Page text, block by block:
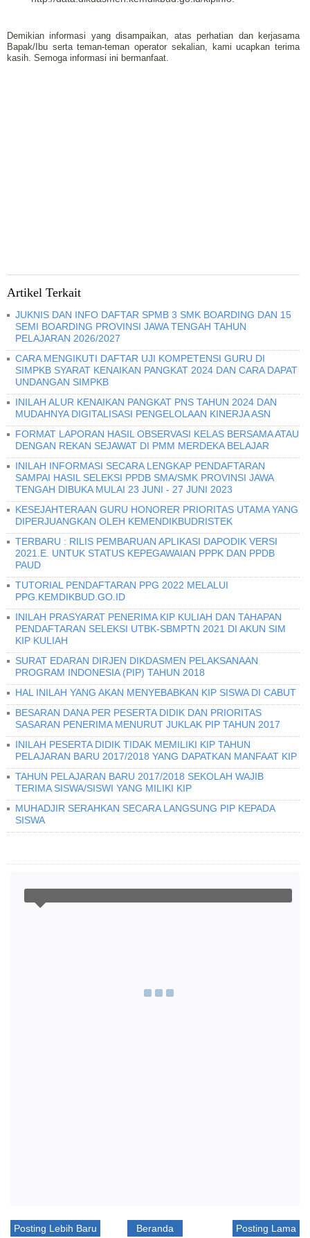
Demikian informasi yang disampaikan, atas perhatian dan kerjasama
Bapak/Ibu serta teman-teman operator sekalian, kami ucapkan terima
kasih. Semoga informasi ini bermanfaat.
Artikel Terkait
JUKNIS DAN INFO DAFTAR SPMB 3 SMK BOARDING DAN 15
SEMI BOARDING PROVINSI JAWA TENGAH TAHUN
PELAJARAN 2026/2027
CARA MENGIKUTI DAFTAR UJI KOMPETENSI GURU DI
SIMPKB SYARAT KENAIKAN PANGKAT 2024 DAN CARA DAPAT
UNDANGAN SIMPKB
INILAH ALUR KENAIKAN PANGKAT PNS TAHUN 2024 DAN
MUDAHNYA DIGITALISASI PENGELOLAAN KINERJA ASN
FORMAT LAPORAN HASIL OBSERVASI KELAS BERSAMA ATAU
DENGAN REKAN SEJAWAT DI PMM MERDEKA BELAJAR
INILAH INFORMASI SECARA LENGKAP PENDAFTARAN
SAMPAI HASIL SELEKSI PPDB SMA/SMK PROVINSI JAWA
TENGAH DIBUKA MULAI 23 JUNI - 27 JUNI 2023
KESEJAHTERAAN GURU HONORER PRIORITAS UTAMA YANG
DIPERJUANGKAN OLEH KEMENDIKBUDRISTEK
TERBARU : RILIS PEMBARUAN APLIKASI DAPODIK VERSI
2021.E. UNTUK STATUS KEPEGAWAIAN PPPK DAN PPDB
PAUD
TUTORIAL PENDAFTARAN PPG 2022 MELALUI
PPG.KEMDIKBUD.GO.ID
INILAH PRASYARAT PENERIMA KIP KULIAH DAN TAHAPAN
PENDAFTARAN SELEKSI UTBK-SBMPTN 2021 DI AKUN SIM
KIP KULIAH
SURAT EDARAN DIRJEN DIKDASMEN PELAKSANAAN
PROGRAM INDONESIA (PIP) TAHUN 2018
HAL INILAH YANG AKAN MENYEBABKAN KIP SISWA DI CABUT
BESARAN DANA PER PESERTA DIDIK DAN PRIORITAS
SASARAN PENERIMA MENURUT JUKLAK PIP TAHUN 2017
INILAH PESERTA DIDIK TIDAK MEMILIKI KIP TAHUN
PELAJARAN BARU 2017/2018 YANG DAPATKAN MANFAAT KIP
TAHUN PELAJARAN BARU 2017/2018 SEKOLAH WAJIB
TERIMA SISWA/SISWI YANG MILIKI KIP
MUHADJIR SERAHKAN SECARA LANGSUNG PIP KEPADA
SISWA
Posting Lebih Baru Posting Lama
Beranda